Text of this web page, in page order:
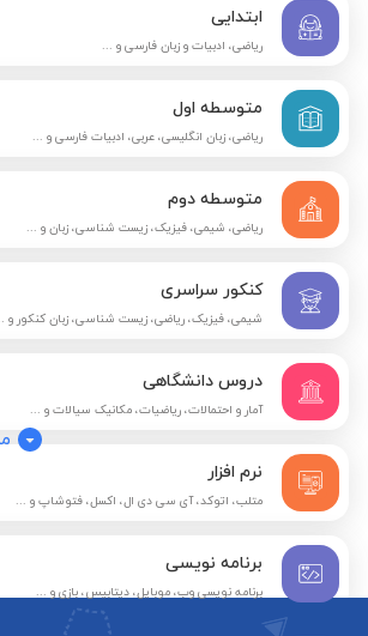
ابتدایی
ریاضی، ادبیات و زبان فارسی و ...
متوسطه اول
ریاضی، زبان انگلیسی، عربی، ادبیات فارسی و ...
متوسطه دوم
ریاضی، شیمی، فیزیک، زیست شناسی، زبان و ...
کنکور سراسری
شیمی، فیزیک، ریاضی، زیست شناسی، زبان کنکور و
دروس دانشگاهی
آمار و احتمالات، ریاضیات، مکانیک سیالات و ...
نرم افزار
متلب، اتوکد، آی سی دی ال، اکسل، فتوشاپ و ...
برنامه نویسی
برنامه نویسی وب، موبایل، دیتابیس، بازی و ...